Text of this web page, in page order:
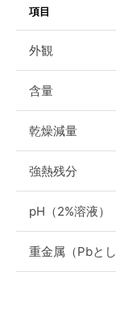
項目
外観
含量
乾燥減量
強熱残分
pH（2%溶液）
重金属（Pbとし